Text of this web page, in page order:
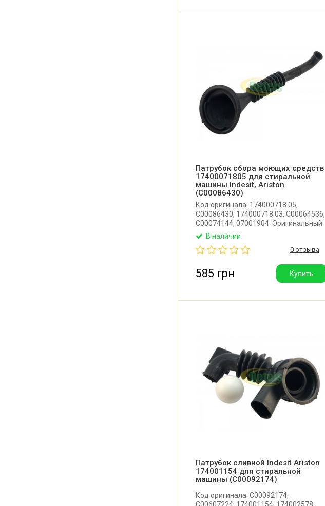
Патрубок сбора моющих средств
17400071805 для стиральной
машины Indesit, Ariston
(C00086430)
Код оригинала: 174000718.05,
C00086430, 174000718.03, C00064536,
C00074144, 07001904. Оригинальный
патрубок сбора моющих средств для
стиральной машины Indesit, Ariston.
Производитель: Италия.
В наличии
0 отзыва
585 грн Купить
Патрубок сливной Indesit Ariston
174001154 для стиральной
машины (C00092174)
Код оригинала: C00092174,
C00607224, 174001154, 174002578,